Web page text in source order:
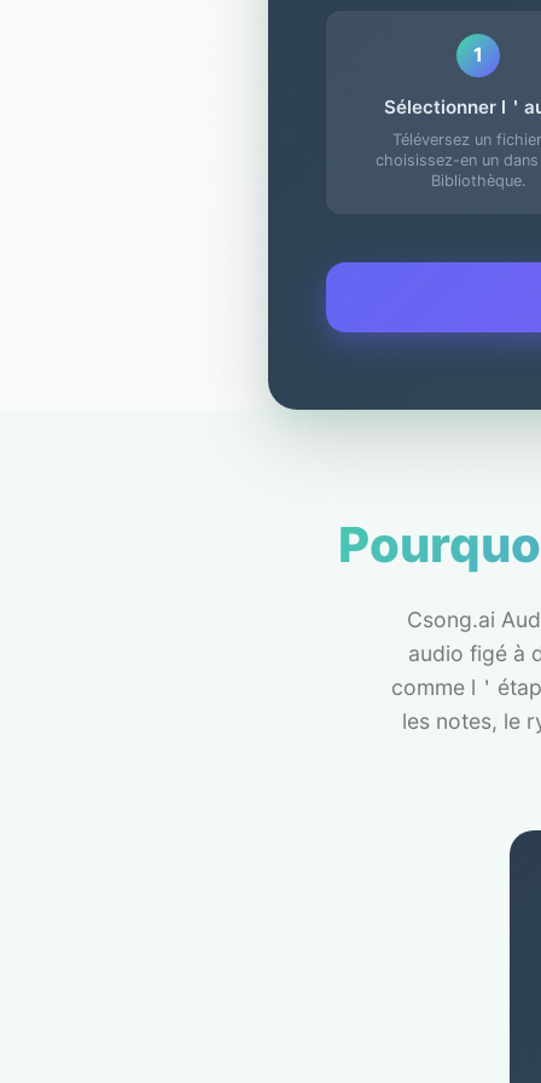
1
Sélectionner l＇
Téléversez un
choisissez-en un
Bibliothèque.
Csong.ai
audio figé à
comme l＇
les notes, le